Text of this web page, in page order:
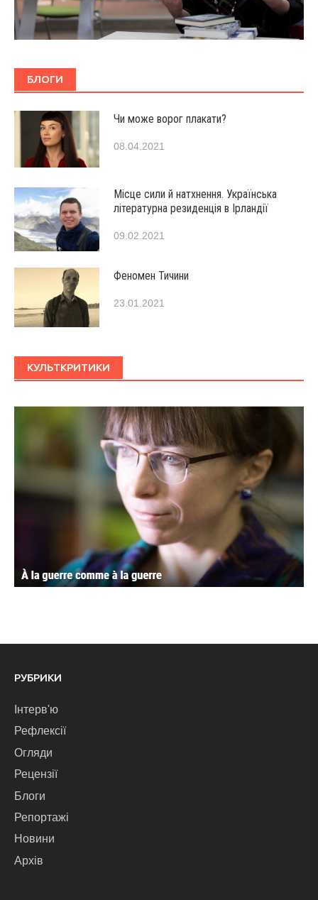
БЛОГИ
Чи може ворог плакати?
08.04.2021
Місце сили й натхнення. Українська
літературна резиденція в Ірландії
09.02.2021
Феномен Тичини
23.01.2021
КУЛЬТКРИТИКИ
РУБРИКИ
Інтерв'ю
Рефлексії
Огляди
Рецензії
Блоги
Репортажі
Новини
Архів